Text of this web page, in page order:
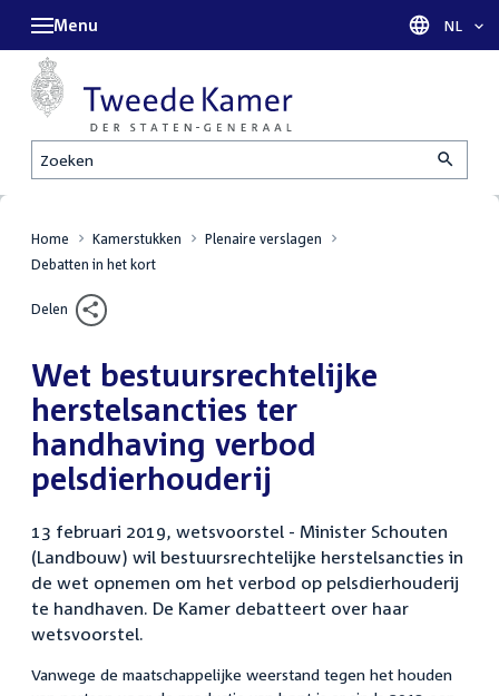
Zoeken
Menu Taal
NL
Home Kamerstukken
Plenaire verslagen
Debatten in het kort
Delen
Wet bestuursrechtelijke
herstelsancties ter
handhaving verbod
pelsdierhouderij
13 februari 2019, wetsvoorstel - Minister Schouten
(Landbouw) wil bestuursrechtelijke herstelsancties in
de wet opnemen om het verbod op pelsdierhouderij
te handhaven. De Kamer debatteert over haar
wetsvoorstel.
Vanwege de maatschappelijke weerstand tegen het houden